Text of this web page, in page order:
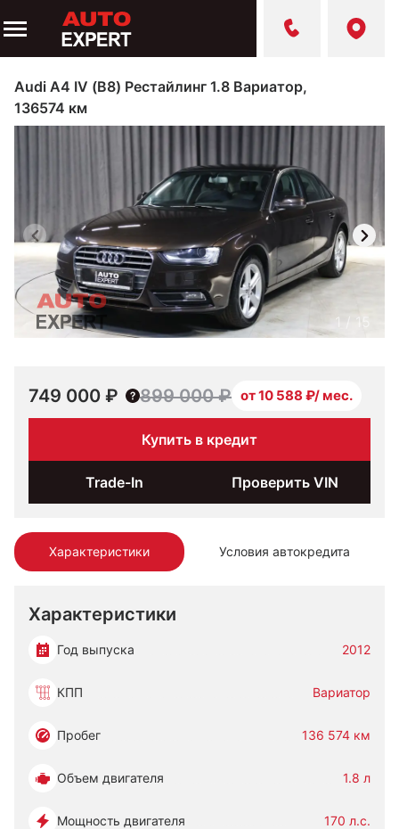
Audi A4 IV (B8) Рестайлинг 1.8 Вариатор,
136574 км
Характеристики Условия автокредита
Характеристики
Год выпуска 2012
КПП Вариатор
Пробег 136 574 км
Объем двигателя 1.8 л
Мощность двигателя 170 л.с.
1 / 15
749 000 ₽ 899 000 ₽ от 10 588 ₽/ мес.
Купить в кредит
Trade-In Проверить VIN